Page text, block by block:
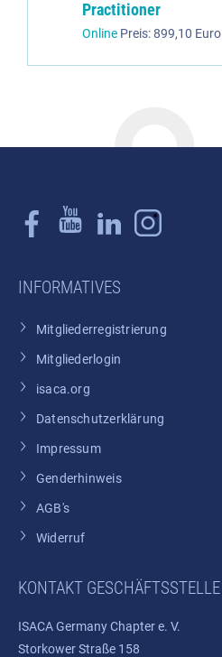
Practitioner
Online Preis: 899,10 Euro
INFORMATIVES
Mitgliederregistrierung
Mitgliederlogin
isaca.org
Datenschutzerklärung
Impressum
Genderhinweis
AGB's
Widerruf
KONTAKT GESCHÄFTSSTELLE
ISACA Germany Chapter e. V.
Storkower Straße 158